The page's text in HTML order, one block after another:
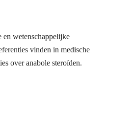
en wetenschappelijke
vinden in medische
over anabole steroïden.